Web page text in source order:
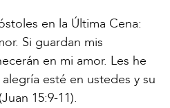
en la Última Cena:
Si guardan mis
en mi amor. Les he
esté en ustedes y su
15:9-11).